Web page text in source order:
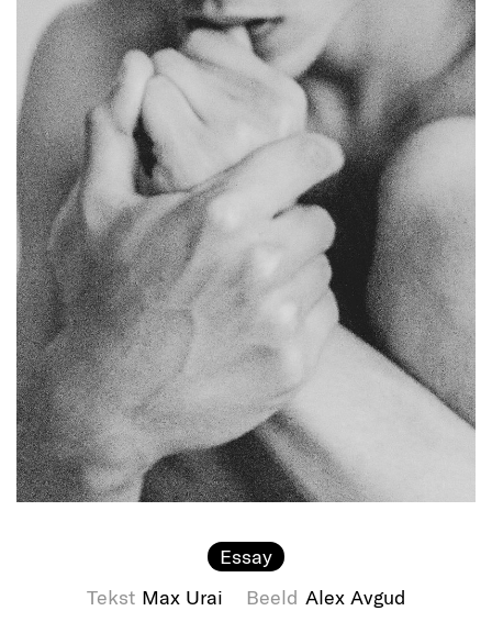
Essay
Tekst Max Urai Beeld Alex Avgud